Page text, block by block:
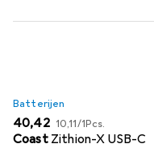
Batterijen
EUR
40,42 EUR
10,11/1Pcs.
Coast Zithion-X USB-C